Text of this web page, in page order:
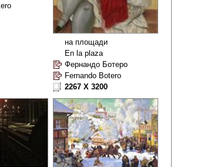
на площади
En la plaza
Фернандо Ботеро
Fernando Botero
2267 X 3200